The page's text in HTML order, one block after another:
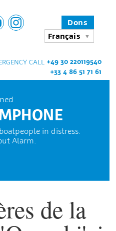
Dons
Français
CALL +49 30 220119540
+33 4 86 51 71 61
in distress.
Alarm.
de la